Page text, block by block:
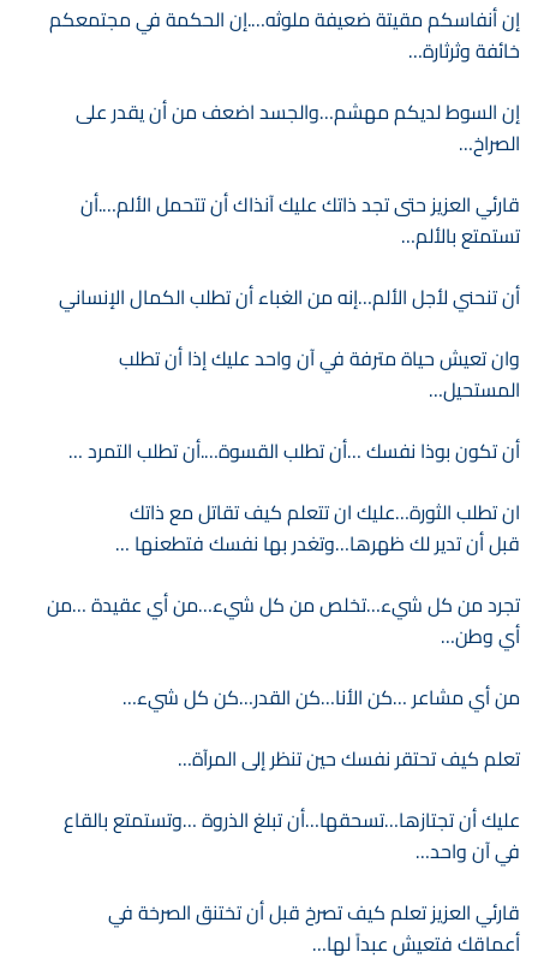
إن أنفاسكم مقيتة ضعيفة ملوثه….إن الحكمة في مجتمعكم
خائفة وثرثارة…
إن السوط لديكم مهشم…والجسد اضعف من أن يقدر على
الصراخ…
قارئي العزيز حتى تجد ذاتك عليك آنذاك أن تتحمل الألم….أن
تستمتع بالألم…
أن تنحني لأجل الألم…إنه من الغباء أن تطلب الكمال الإنساني
وان تعيش حياة مترفة في آن واحد عليك إذا أن تطلب
المستحيل…
أن تكون بوذا نفسك …أن تطلب القسوة….أن تطلب التمرد …
ان تطلب الثورة…عليك ان تتعلم كيف تقاتل مع ذاتك
قبل أن تدير لك ظهرها…وتغدر بها نفسك فتطعنها …
تجرد من كل شيء…تخلص من كل شيء…من أي عقيدة …من
أي وطن…
من أي مشاعر …كن الأنا…كن القدر…كن كل شيء…
تعلم كيف تحتقر نفسك حين تنظر إلى المرآة…
عليك أن تجتازها…تسحقها…أن تبلغ الذروة …وتستمتع بالقاع
في آن واحد…
قارئي العزيز تعلم كيف تصرخ قبل أن تختنق الصرخة في
أعماقك فتعيش عبداً لها…